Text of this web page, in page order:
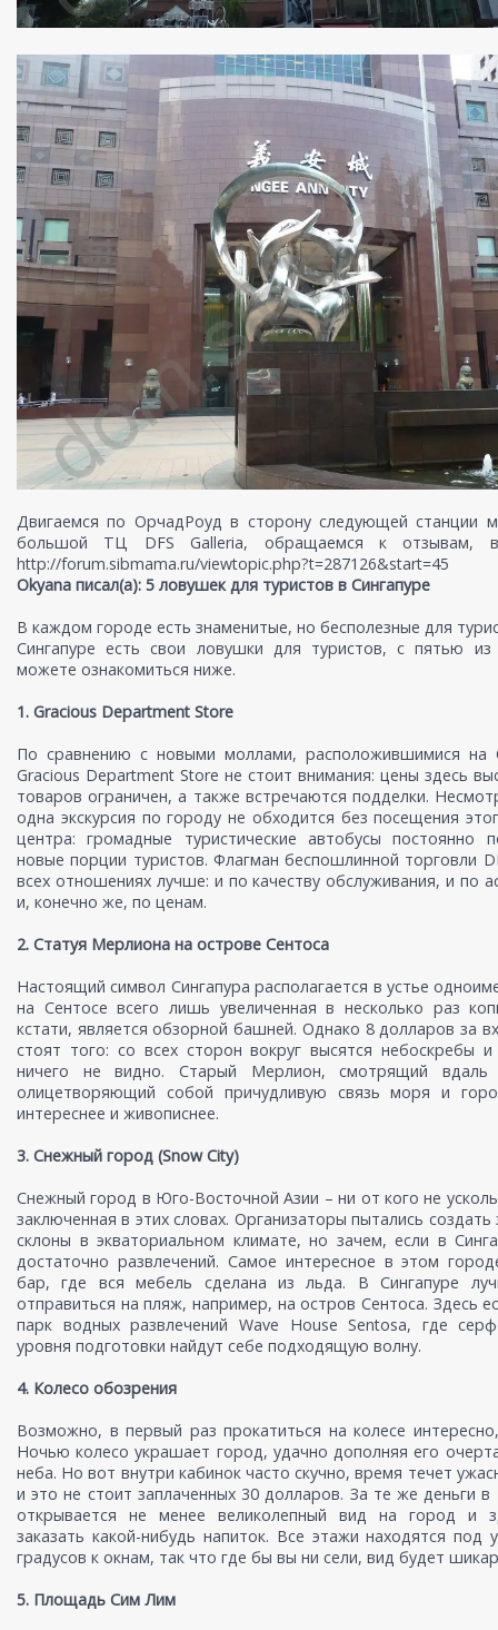
Двигаемся по ОрчадРоуд в сторону следующей станции
большой ТЦ DFS Galleria, обращаемся к отзывам,
http://forum.sibmama.ru/viewtopic.php?t=287126&start=45
Okyana писал(а): 5 ловушек для туристов в Сингапуре
В каждом городе есть знаменитые, но бесполезные для
Сингапуре есть свои ловушки для туристов, с пятью
можете ознакомиться ниже.
1. Gracious Department Store
По сравнению с новыми моллами, расположившимися на
Gracious Department Store не стоит внимания: цены здесь
товаров ограничен, а также встречаются подделки.
одна экскурсия по городу не обходится без посещения
центра: громадные туристические автобусы постоянно
новые порции туристов. Флагман беспошлинной торговли
всех отношениях лучше: и по качеству обслуживания, и по
и, конечно же, по ценам.
2. Статуя Мерлиона на острове Сентоса
Настоящий символ Сингапура располагается в устье
на Сентосе всего лишь увеличенная в несколько раз
кстати, является обзорной башней. Однако 8 долларов за
стоят того: со всех сторон вокруг высятся небоскребы и
ничего не видно. Старый Мерлион, смотрящий
олицетворяющий собой причудливую связь моря и
интереснее и живописнее.
3. Снежный город (Snow City)
Снежный город в Юго-Восточной Азии – ни от кого не
заключенная в этих словах. Организаторы пытались
склоны в экваториальном климате, но зачем, если в
достаточно развлечений. Самое интересное в этом
бар, где вся мебель сделана из льда. В Сингапуре
отправиться на пляж, например, на остров Сентоса. Здесь
парк водных развлечений Wave House Sentosa, где
уровня подготовки найдут себе подходящую волну.
4. Колесо обозрения
Возможно, в первый раз прокатиться на колесе
Ночью колесо украшает город, удачно дополняя его
неба. Но вот внутри кабинок часто скучно, время течет
и это не стоит заплаченных 30 долларов. За те же деньги в
открывается не менее великолепный вид на город и
заказать какой-нибудь напиток. Все этажи находятся под
градусов к окнам, так что где бы вы ни сели, вид будет
5. Площадь Сим Лим